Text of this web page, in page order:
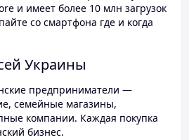
и имеет более 10 млн загрузок
со смартфона где и когда
Украины
предприниматели —
семейные магазины,
компании. Каждая покупка
бизнес.